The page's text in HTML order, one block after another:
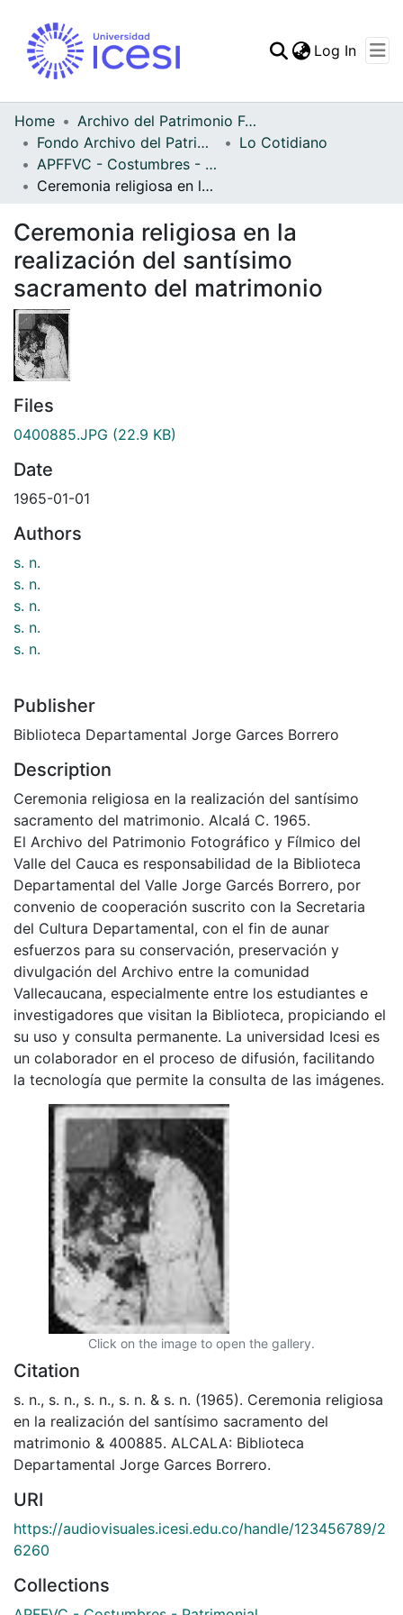
Statistics
Log In
Home
Archivo del Patrimonio Fotográfico y Fílmico del Valle del Cauca
Fondo Archivo del Patrimonio Fotográfico y Fílmico del Valle del Cauca
Lo Cotidiano
APFFVC - Costumbres - Patrimonial
Ceremonia religiosa en la realización del santísimo sacramento del matrimonio
Ceremonia religiosa en la
realización del santísimo
sacramento del matrimonio
Files
0400885.JPG (22.9 KB)
Date
1965-01-01
Authors
s. n.
s. n.
s. n.
s. n.
s. n.
Publisher
Biblioteca Departamental Jorge Garces Borrero
Description
Ceremonia religiosa en la realización del santísimo
sacramento del matrimonio. Alcalá C. 1965.
El Archivo del Patrimonio Fotográfico y Fílmico del
Valle del Cauca es responsabilidad de la Biblioteca
Departamental del Valle Jorge Garcés Borrero, por
convenio de cooperación suscrito con la Secretaria
del Cultura Departamental, con el fin de aunar
esfuerzos para su conservación, preservación y
divulgación del Archivo entre la comunidad
Vallecaucana, especialmente entre los estudiantes e
investigadores que visitan la Biblioteca, propiciando el
su uso y consulta permanente. La universidad Icesi es
un colaborador en el proceso de difusión, facilitando
la tecnología que permite la consulta de las imágenes.
Click on the image to open the gallery.
Citation
s. n., s. n., s. n., s. n. & s. n. (1965). Ceremonia religiosa
en la realización del santísimo sacramento del
matrimonio & 400885. ALCALA: Biblioteca
Departamental Jorge Garces Borrero.
URI
https://audiovisuales.icesi.edu.co/handle/123456789/2
6260
Collections